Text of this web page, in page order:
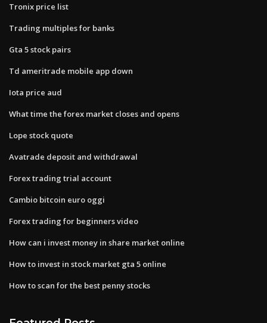
Tronix price list
Trading multiples for banks
Gta 5 stock pairs
Td ameritrade mobile app down
Iota price aud
What time the forex market closes and opens
Lope stock quote
Avatrade deposit and withdrawal
Forex trading trial account
Cambio bitcoin euro oggi
Forex trading for beginners video
How can i invest money in share market online
How to invest in stock market gta 5 online
How to scan for the best penny stocks